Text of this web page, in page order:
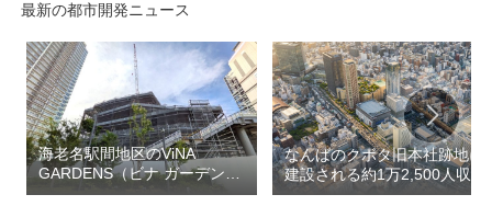
最新の都市開発ニュース
海老名駅間地区のViNA
GARDENS（ビナ ガーデン
ズ）で建設中の「（仮称）フ
なんばのクボタ旧本社跡地に
建設される約1万2,500人収容
の多目的アリーナ「（仮称）